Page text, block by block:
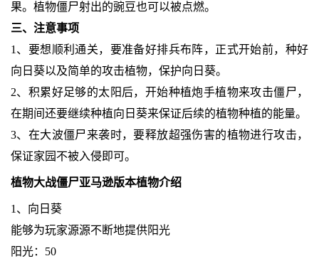
果。植物僵尸射出的豌豆也可以被点燃。
三、注意事项
1、要想顺利通关，要准备好排兵布阵，正式开始前，种好
向日葵以及简单的攻击植物，保护向日葵。
2、积累好足够的太阳后，开始种植炮手植物来攻击僵尸，
在期间还要继续种植向日葵来保证后续的植物种植的能量。
3、在大波僵尸来袭时，要释放超强伤害的植物进行攻击，
保证家园不被入侵即可。
植物大战僵尸亚马逊版本植物介绍
1、向日葵
能够为玩家源源不断地提供阳光
阳光：50